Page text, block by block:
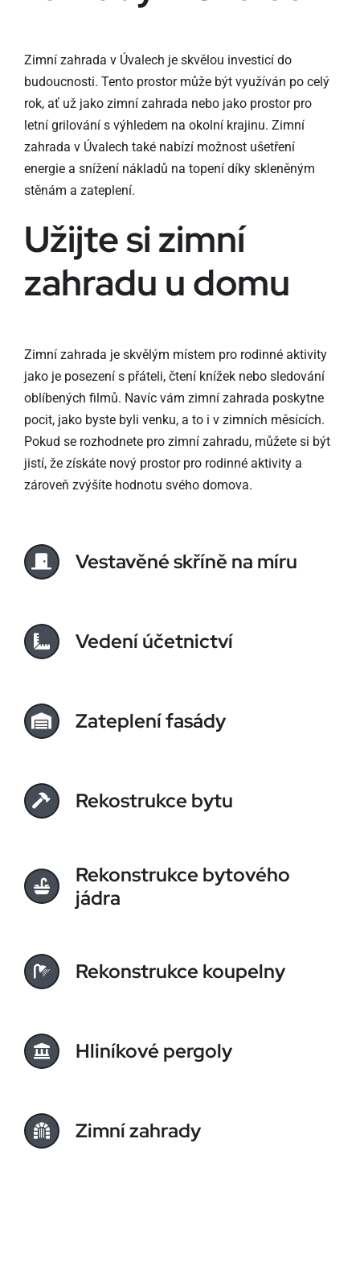
Zimní zahrada v Úvalech je skvělou investicí do
budoucnosti. Tento prostor může být využíván po celý
rok, ať už jako zimní zahrada nebo jako prostor pro
letní grilování s výhledem na okolní krajinu. Zimní
zahrada v Úvalech také nabízí možnost ušetření
energie a snížení nákladů na topení díky skleněným
stěnám a zateplení.
Užijte si zimní
zahradu u domu
Zimní zahrada je skvělým místem pro rodinné aktivity
jako je posezení s přáteli, čtení knížek nebo sledování
oblíbených filmů. Navíc vám zimní zahrada poskytne
pocit, jako byste byli venku, a to i v zimních měsících.
Pokud se rozhodnete pro zimní zahradu, můžete si být
jistí, že získáte nový prostor pro rodinné aktivity a
zároveň zvýšíte hodnotu svého domova.
Vestavěné skříně na míru
Vedení účetnictví
Zateplení fasády
Rekostrukce bytu
Rekonstrukce bytového
jádra
Rekonstrukce koupelny
Hliníkové pergoly
Zimní zahrady